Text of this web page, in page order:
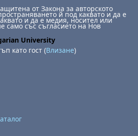
от Закона за авторското
й под каквато и да е
и да е медия, носител или
само със съгласието на Нов
University
като гост (Влизане)